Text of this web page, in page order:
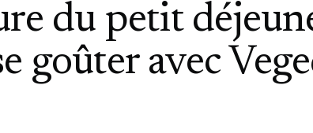
du petit
goûter avec